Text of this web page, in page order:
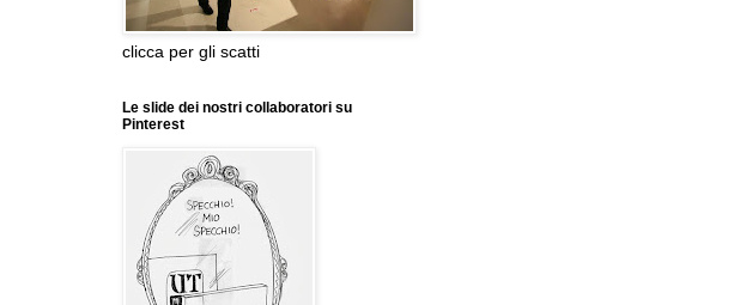
clicca per gli scatti
Le slide dei nostri collaboratori su
Pinterest